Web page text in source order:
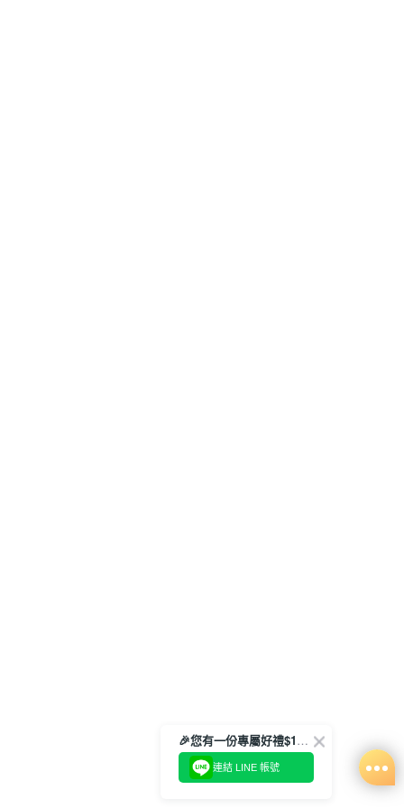
🎉您有一份專屬好禮$100正等著您🎁
連結 LINE 帳號